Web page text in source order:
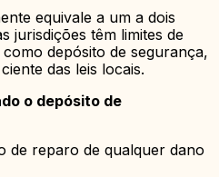
equivale a um a dois
jurisdições têm limites de
depósito de segurança,
das leis locais.
o depósito de
de reparo de qualquer dano